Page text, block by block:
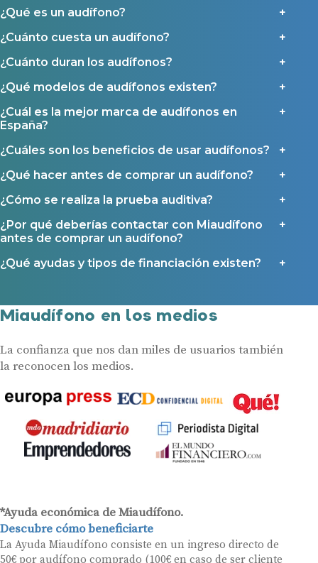
¿Qué es un audífono?
¿Cuánto cuesta un audífono?
¿Cuánto duran los audífonos?
¿Qué modelos de audífonos existen?
¿Cuál es la mejor marca de audífonos en
España?
¿Cuáles son los beneficios de usar audífonos?
¿Qué hacer antes de comprar un audífono?
¿Cómo se realiza la prueba auditiva?
¿Por qué deberías contactar con Miaudífono
antes de comprar un audífono?
¿Qué ayudas y tipos de financiación existen?
Miaudífono en los medios
La confianza que nos dan miles de usuarios también
la reconocen los medios.
*Ayuda económica de Miaudífono.
Descubre cómo beneficiarte
La Ayuda Miaudífono consiste en un ingreso directo de
50€ por audífono comprado (100€ en caso de ser cliente
Ayudas y subvenciones
Ayuda Miaudífono hasta 200€*
Ayudas para audífonos en Andalucía
Ayudas y subvenciones en La Rioja
Ayudas y subvenciones en Asturias
Contacto
Política de Privacidad.